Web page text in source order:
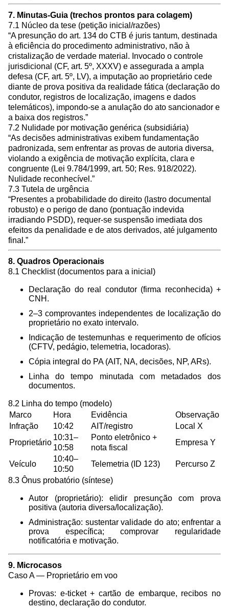
7. Minutas-Guia (trechos prontos para colagem)
7.1 Núcleo da tese (petição inicial/razões)
“A presunção do art. 134 do CTB é juris tantum, destinada
à eficiência do procedimento administrativo, não à
cristalização de verdade material. Invocado o controle
jurisdicional (CF, art. 5º, XXXV) e assegurada a ampla
defesa (CF, art. 5º, LV), a imputação ao proprietário cede
diante de prova positiva da realidade fática (declaração do
condutor, registros de localização, imagens e dados
telemáticos), impondo-se a anulação do ato sancionador e
a baixa dos registros.”
7.2 Nulidade por motivação genérica (subsidiária)
“As decisões administrativas exibem fundamentação
padronizada, sem enfrentar as provas de autoria diversa,
violando a exigência de motivação explícita, clara e
congruente (Lei 9.784/1999, art. 50; Res. 918/2022).
Nulidade reconhecível.”
7.3 Tutela de urgência
“Presentes a probabilidade do direito (lastro documental
robusto) e o perigo de dano (pontuação indevida
irradiando PSDD), requer-se suspensão imediata dos
efeitos da penalidade e de atos derivados, até julgamento
final.”
8. Quadros Operacionais
8.1 Checklist (documentos para a inicial)
Declaração do real condutor (firma reconhecida) +
CNH.
2–3 comprovantes independentes de localização do
proprietário no exato intervalo.
Indicação de testemunhas e requerimento de ofícios
(CFTV, pedágio, telemetria, locadoras).
Cópia integral do PA (AIT, NA, decisões, NP, ARs).
Linha do tempo minutada com metadados dos
documentos.
8.2 Linha do tempo (modelo)
Marco
Hora Evidência
Observação
Infração
10:42 AIT/registro
Local X
Proprietário
10:31–
10:58
Ponto eletrônico +
nota fiscal
Empresa Y
Veículo
10:40–
10:50
Telemetria (ID 123)
Percurso Z
8.3 Ônus probatório (síntese)
Autor (proprietário): elidir presunção com prova
positiva (autoria diversa/localização).
Administração: sustentar validade do ato; enfrentar a
prova específica; comprovar regularidade
notificatória e motivação.
9. Microcasos
Caso A — Proprietário em voo
Provas: e-ticket + cartão de embarque, recibos no
destino, declaração do condutor.